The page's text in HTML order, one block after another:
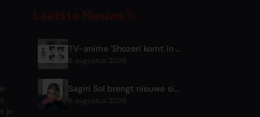
je
Laatste Nieuws
TV-anime 'Shozen' komt in april 2027 uit op Fuji TV
6 augustus 2026
Sagiri Sol brengt nieuwe single 'next to your love' uit na pauze
6 augustus 2026